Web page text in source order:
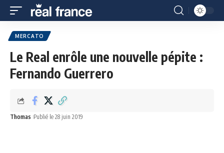
MERCATO
Le Real enrôle une nouvelle pépite :
Fernando Guerrero
Thomas Publié le 28 juin 2019